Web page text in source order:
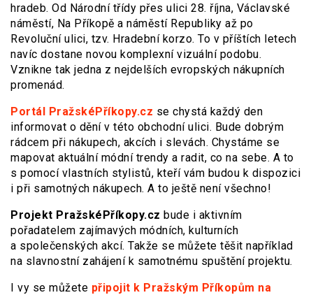
hradeb. Od Národní třídy přes ulici 28. října, Václavské
náměstí, Na Příkopě a náměstí Republiky až po
Revoluční ulici, tzv. Hradební korzo. To v příštích letech
navíc dostane novou komplexní vizuální podobu.
Vznikne tak jedna z nejdelších evropských nákupních
promenád.
Portál PražskéPříkopy.cz se chystá každý den
informovat o dění v této obchodní ulici. Bude dobrým
rádcem při nákupech, akcích i slevách. Chystáme se
mapovat aktuální módní trendy a radit, co na sebe. A to
s pomocí vlastních stylistů, kteří vám budou k dispozici
i při samotných nákupech. A to ještě není všechno!
Projekt PražskéPříkopy.cz bude i aktivním
pořadatelem zajímavých módních, kulturních
a společenských akcí. Takže se můžete těšit například
na slavnostní zahájení k samotnému spuštění projektu.
I vy se můžete připojit k Pražským Příkopům na